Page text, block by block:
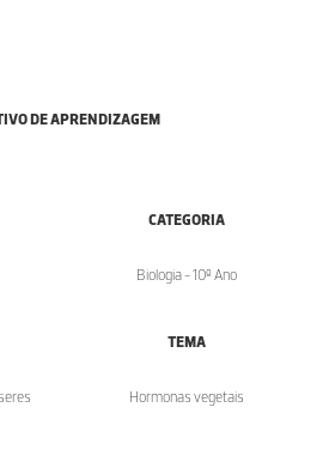
DE APRENDIZAGEM
CATEGORIA
Biologia - 10º Ano
TEMA
Hormonas vegetais